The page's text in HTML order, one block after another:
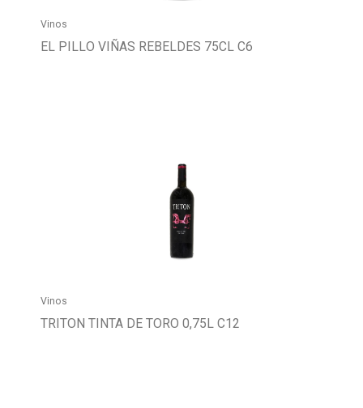
Vinos
EL PILLO VIÑAS REBELDES 75CL C6
Vinos
TRITON TINTA DE TORO 0,75L C12